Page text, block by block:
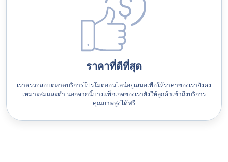
ราคาที่ดีที่สุด
เราตรวจสอบตลาดบริการโปรโมตออนไลน์อยู่เสมอเพื่อให้ราคาของเรายังคง
เหมาะสมและต่ำ นอกจากนี้บางแพ็กเกจของเรายังให้ลูกค้าเข้าถึงบริการ
คุณภาพสูงได้ฟรี